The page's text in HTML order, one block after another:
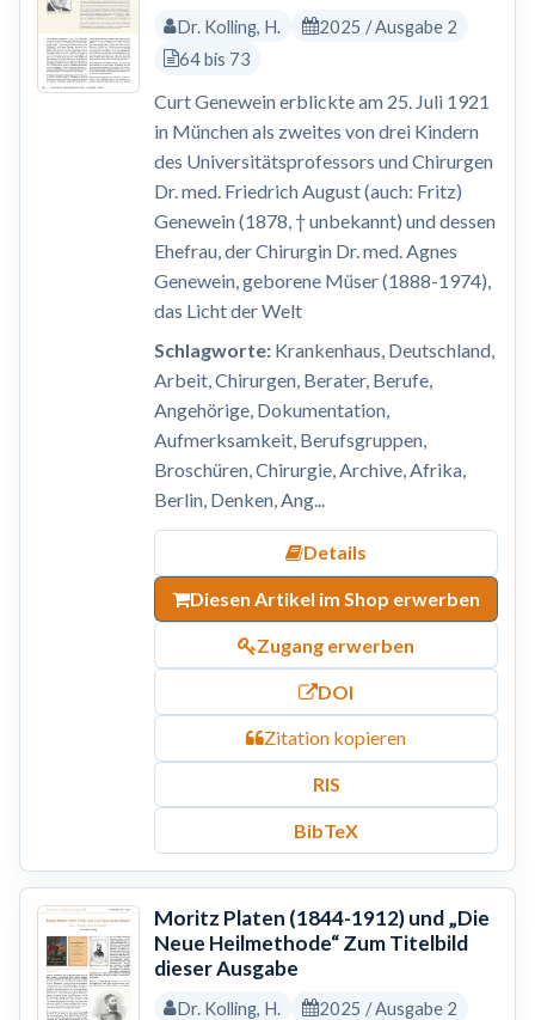
Dr. Kolling, H.
2025 / Ausgabe 2
64 bis 73
Curt Genewein erblickte am 25. Juli 1921
in München als zweites von drei Kindern
des Universitätsprofessors und Chirurgen
Dr. med. Friedrich August (auch: Fritz)
Genewein (1878, † unbekannt) und dessen
Ehefrau, der Chirurgin Dr. med. Agnes
Genewein, geborene Müser (1888-1974),
das Licht der Welt
Schlagworte:Krankenhaus, Deutschland,
Arbeit, Chirurgen, Berater, Berufe,
Angehörige, Dokumentation,
Aufmerksamkeit, Berufsgruppen,
Broschüren, Chirurgie, Archive, Afrika,
Berlin, Denken, Ang...
Details
Diesen Artikel im Shop erwerben
Zugang erwerben
DOI
Zitation kopieren
RIS
BibTeX
Moritz Platen (1844-1912) und „Die
Neue Heilmethode“ Zum Titelbild
dieser Ausgabe
Dr. Kolling, H.
2025 / Ausgabe 2